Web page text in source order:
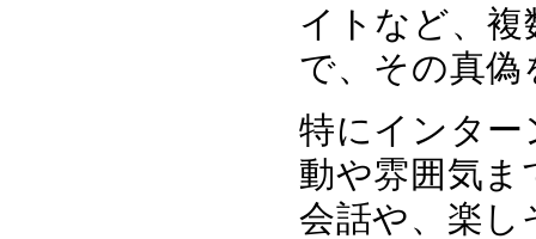
イトなど、
で、その真
特にインター
動や雰囲気ま
会話や、楽